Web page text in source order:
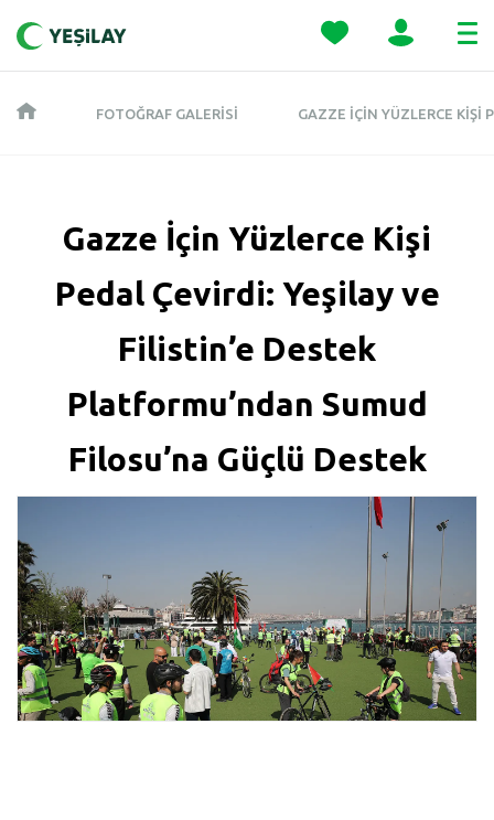
FOTOĞRAF GALERISI GAZZE İÇIN YÜZLERCE KIŞI
Gazze İçin Yüzlerce Kişi
Pedal Çevirdi: Yeşilay ve
Filistin’e Destek
Platformu’ndan Sumud
Filosu’na Güçlü Destek